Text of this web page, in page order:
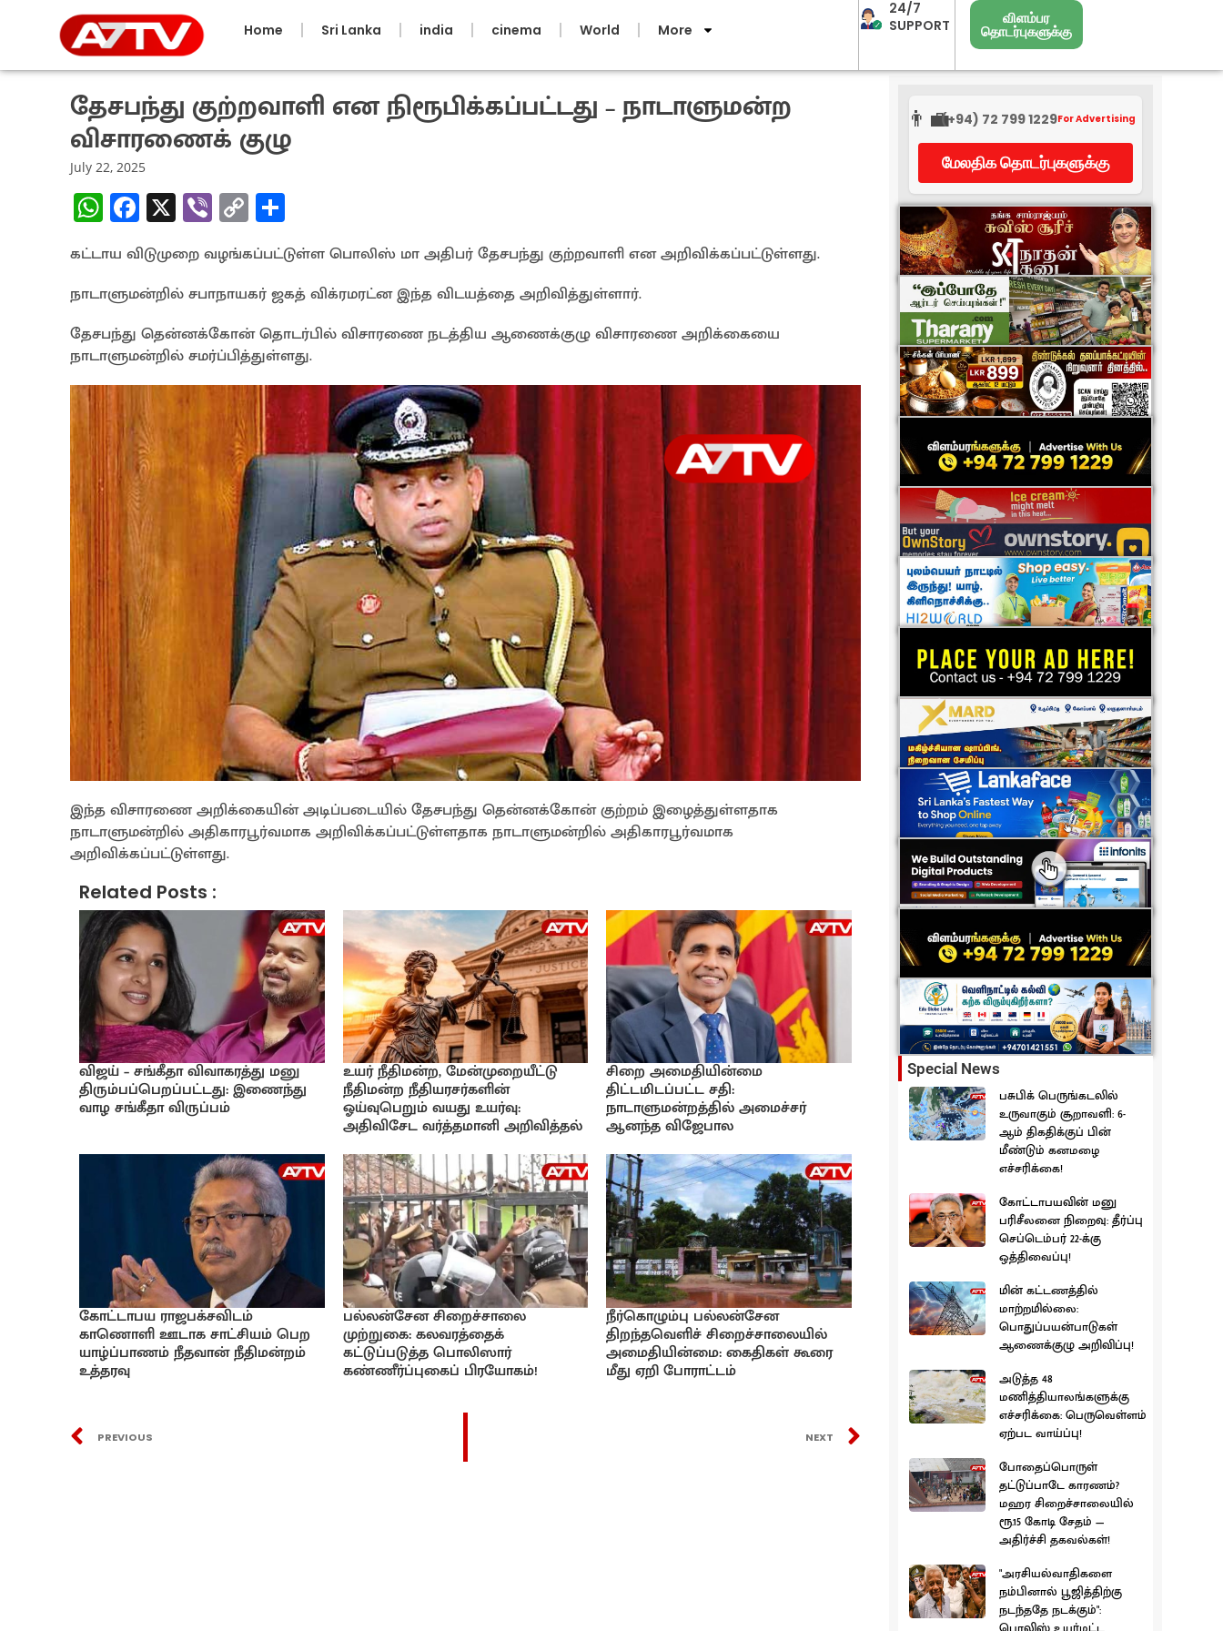
Home Sri Lanka india cinema World More
24/7
SUPPORT
விளம்பர
தொடர்புகளுக்கு
தேசபந்து குற்றவாளி என நிரூபிக்கப்பட்டது – நாடாளுமன்ற
விசாரணைக் குழு
July 22, 2025
W
h
at
sA
p
p
Fa
ce
b
o
o
k
X Vi
b
er
C
o
py
Li
n
k
h
ar
e
கட்டாய விடுமுறை வழங்கப்பட்டுள்ள பொலிஸ் மா அதிபர் தேசபந்து குற்றவாளி என அறிவிக்கப்பட்டுள்ளது.
நாடாளுமன்றில் சபாநாயகர் ஜகத் விக்ரமரட்ன இந்த விடயத்தை அறிவித்துள்ளார்.
தேசபந்து தென்னக்கோன் தொடர்பில் விசாரணை நடத்திய ஆணைக்குழு விசாரணை அறிக்கையை
நாடாளுமன்றில் சமர்ப்பித்துள்ளது.
இந்த விசாரணை அறிக்கையின் அடிப்படையில் தேசபந்து தென்னக்கோன் குற்றம் இழைத்துள்ளதாக
நாடாளுமன்றில் அதிகாரபூர்வமாக அறிவிக்கப்பட்டுள்ளதாக நாடாளுமன்றில் அதிகாரபூர்வமாக
அறிவிக்கப்பட்டுள்ளது.
Related Posts :
விஜய் – சங்கீதா விவாகரத்து மனு
திரும்பப்பெறப்பட்டது: இணைந்து
வாழ சங்கீதா விருப்பம்
உயர் நீதிமன்ற, மேன்முறையீட்டு
நீதிமன்ற நீதியரசர்களின்
ஓய்வுபெறும் வயது உயர்வு:
அதிவிசேட வர்த்தமானி அறிவித்தல்
சிறை அமைதியின்மை
திட்டமிடப்பட்ட சதி:
நாடாளுமன்றத்தில் அமைச்சர்
ஆனந்த விஜேபால
கோட்டாபய ராஜபக்சவிடம்
காணொளி ஊடாக சாட்சியம் பெற
யாழ்ப்பாணம் நீதவான் நீதிமன்றம்
உத்தரவு
பல்லன்சேன சிறைச்சாலை
முற்றுகை: கலவரத்தைக்
கட்டுப்படுத்த பொலிஸார்
கண்ணீர்ப்புகைப் பிரயோகம்!
நீர்கொழும்பு பல்லன்சேன
திறந்தவெளிச் சிறைச்சாலையில்
அமைதியின்மை: கைதிகள் கூரை
மீது ஏறி போராட்டம்
PREVIOUS NEXT
👨‍💼(+94) 72 799 1229For Advertising
மேலதிக தொடர்புகளுக்கு
Special News
பசுபிக் பெருங்கடலில்
உருவாகும் சூறாவளி: 6-
ஆம் திகதிக்குப் பின்
மீண்டும் கனமழை
எச்சரிக்கை!
கோட்டாபயவின் மனு
பரிசீலனை நிறைவு: தீர்ப்பு
செப்டெம்பர் 22-க்கு
ஒத்திவைப்பு!
மின் கட்டணத்தில்
மாற்றமில்லை:
பொதுப்பயன்பாடுகள்
ஆணைக்குழு அறிவிப்பு!
அடுத்த 48
மணித்தியாலங்களுக்கு
எச்சரிக்கை: பெருவெள்ளம்
ஏற்பட வாய்ப்பு!
போதைப்பொருள்
தட்டுப்பாடே காரணம்?
மஹர சிறைச்சாலையில்
ரூ.15 கோடி சேதம் —
அதிர்ச்சி தகவல்கள்!
"அரசியல்வாதிகளை
நம்பினால் பூஜித்திற்கு
நடந்ததே நடக்கும்":